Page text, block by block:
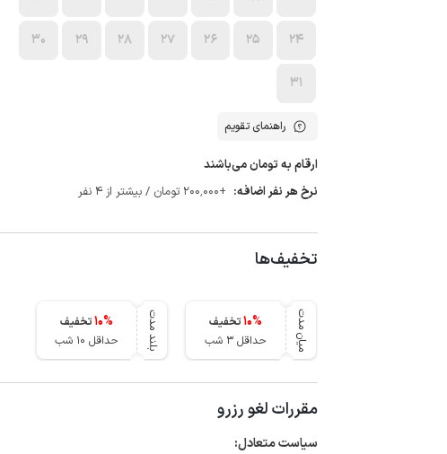
24
25
26
27
28
29
30
31
راهنمای تقویم
ارقام به تومان می‌باشند
نرخ هر نفر اضافه: +200٬000 تومان / بیشتر از 4 نفر
تخفیف‌ها
میان مدت 10%
تخفیف
حداقل 3 شب
بلند مدت 10%
تخفیف
حداقل 10 شب
مقررات لغو رزرو
سیاست متعادل: